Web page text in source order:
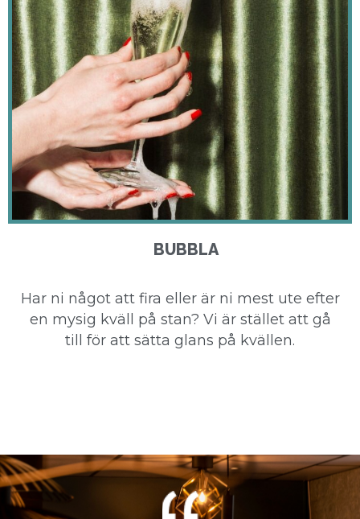
BUBBLA
Har ni något att fira eller är ni mest ute efter
en mysig kväll på stan? Vi är stället att gå
till för att sätta glans på kvällen.